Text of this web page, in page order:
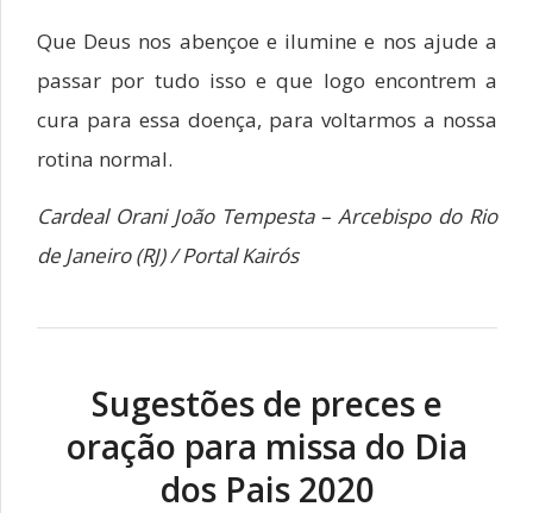
Que Deus nos abençoe e ilumine e nos ajude a
passar por tudo isso e que logo encontrem a
cura para essa doença, para voltarmos a nossa
rotina normal.
Cardeal Orani João Tempesta – Arcebispo do Rio
de Janeiro (RJ) / Portal Kairós
Sugestões de preces e
oração para missa do Dia
dos Pais 2020